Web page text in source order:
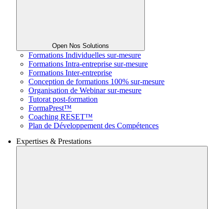
Open Nos Solutions
Formations Individuelles sur-mesure
Formations Intra-entreprise sur-mesure
Formations Inter-entreprise
Conception de formations 100% sur-mesure
Organisation de Webinar sur-mesure
Tutorat post-formation
FormaPrest™
Coaching RESET™
Plan de Développement des Compétences
Expertises & Prestations